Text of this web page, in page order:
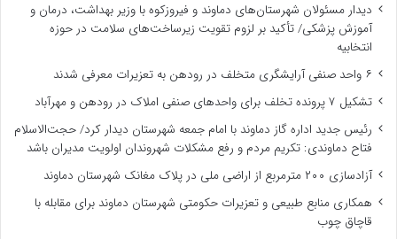
دیدار مسئولان شهرستان‌های دماوند و فیروزکوه با وزیر بهداشت، درمان و
آموزش پزشکی/ تأکید بر لزوم تقویت زیرساخت‌های سلامت در حوزه
انتخابیه
۶ واحد صنفی آرایشگری متخلف در رودهن به تعزیرات معرفی شدند
تشکیل ۷ پرونده تخلف برای واحدهای صنفی املاک در رودهن و مهرآباد
رئیس جدید اداره گاز دماوند با امام جمعه شهرستان دیدار کرد/ حجت‌الاسلام
فتاح دماوندی: تکریم مردم و رفع مشکلات شهروندان اولویت مدیران باشد
آزادسازی ۲۰۰ مترمربع از اراضی ملی در پلاک مغانک شهرستان دماوند
همکاری منابع طبیعی و تعزیرات حکومتی شهرستان دماوند برای مقابله با
قاچاق چوب